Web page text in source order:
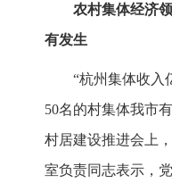
农村集体经济
有发生
“杭州集体收入
50名的村集体我市
村居建设推进会上
室负责同志表示，